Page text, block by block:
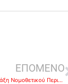
ΕΠΟΜΕΝΟ
Ποιοι δικαιούνται έκπτωση 40% στο ενοίκιό τους-Η Πράξη Νομοθετικού Περιεχομένου